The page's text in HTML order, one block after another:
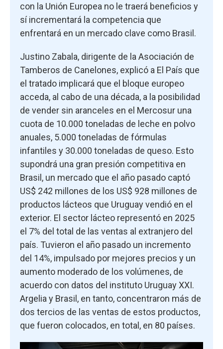
con la Unión Europea no le traerá beneficios y
sí incrementará la competencia que
enfrentará en un mercado clave como Brasil.
Justino Zabala, dirigente de la Asociación de
Tamberos de Canelones, explicó a El País que
el tratado implicará que el bloque europeo
acceda, al cabo de una década, a la posibilidad
de vender sin aranceles en el Mercosur una
cuota de 10.000 toneladas de leche en polvo
anuales, 5.000 toneladas de fórmulas
infantiles y 30.000 toneladas de queso. Esto
supondrá una gran presión competitiva en
Brasil, un mercado que el año pasado captó
US$ 242 millones de los US$ 928 millones de
productos lácteos que Uruguay vendió en el
exterior. El sector lácteo representó en 2025
el 7% del total de las ventas al extranjero del
país. Tuvieron el año pasado un incremento
del 14%, impulsado por mejores precios y un
aumento moderado de los volúmenes, de
acuerdo con datos del instituto Uruguay XXI.
Argelia y Brasil, en tanto, concentraron más de
dos tercios de las ventas de estos productos,
que fueron colocados, en total, en 80 países.